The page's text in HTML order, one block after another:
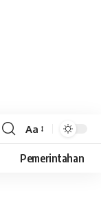
Aa
Pemerintahan